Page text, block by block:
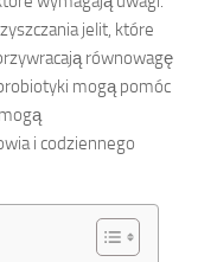
jelit, które
równowagę
mogą pomóc
i codziennego